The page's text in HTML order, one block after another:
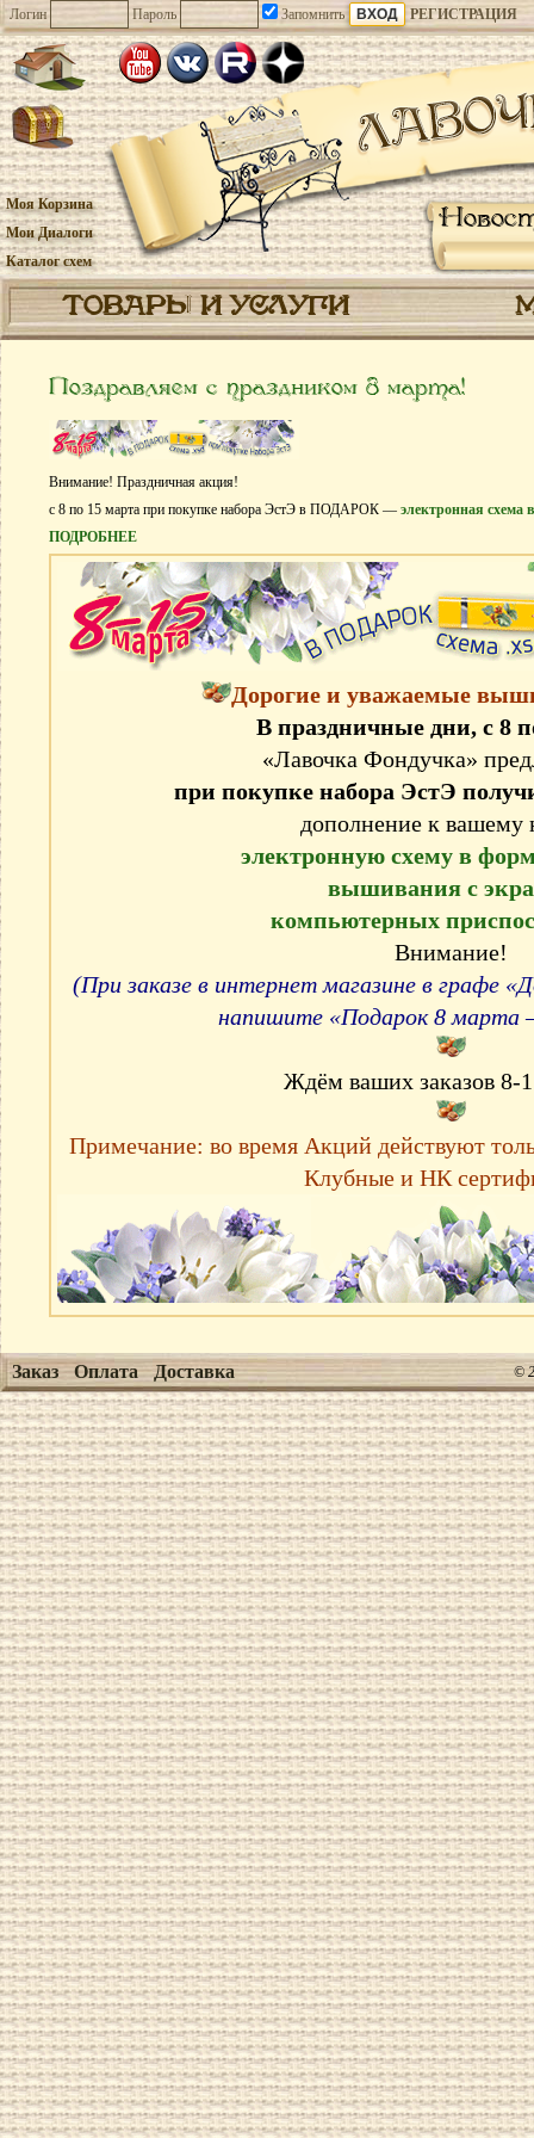
Логин Пароль Запомнить РЕГИСТРАЦИЯ
Моя Корзина
Мои Диалоги
Каталог схем
ТОВАРЫ И УСЛУГИ
Поздравляем с праздником 8 марта!
Внимание! Праздничная акция!
с 8 по 15 марта при покупке набора ЭстЭ в ПОДАРОК — электронная схема
ПОДРОБНЕЕ
Дорогие и уважаемые
В праздничные дни, с 8
«Лавочка Фондучка»
при покупке набора ЭстЭ
дополнение к вашему
электронную схему в
вышивания с
компьютерных
Внимание!
(При заказе в интернет магазине в графе
напишите «Подарок 8 марта
Ждём ваших заказов 8-
Примечание: во время Акций действуют
Клубные и НК
Заказ Оплата Доставка ©